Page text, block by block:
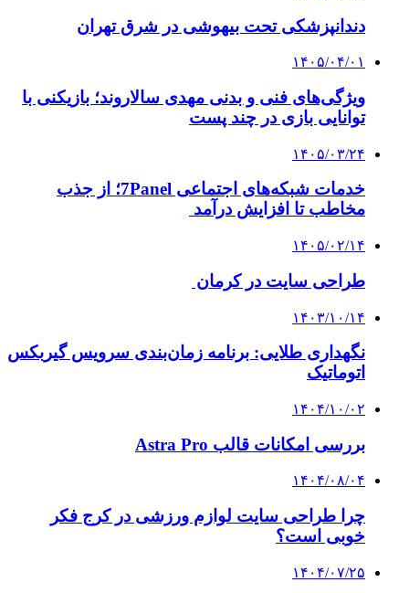
دندانپزشکی تحت بیهوشی در شرق تهران
۱۴۰۵/۰۴/۰۱
ویژگی‌های فنی و بدنی مهدی سالاروند؛ بازیکنی با
توانایی بازی در چند پست
۱۴۰۵/۰۳/۲۴
خدمات شبکه‌های اجتماعی 7Panel؛ از جذب
مخاطب تا افزایش درآمد
۱۴۰۵/۰۲/۱۴
طراحی سایت در کرمان
۱۴۰۳/۱۰/۱۴
نگهداری طلایی: برنامه زمان‌بندی سرویس گیربکس
اتوماتیک
۱۴۰۴/۱۰/۰۲
بررسی امکانات قالب Astra Pro
۱۴۰۴/۰۸/۰۴
چرا طراحی سایت لوازم ورزشی در کرج فکر
خوبی است؟
۱۴۰۴/۰۷/۲۵